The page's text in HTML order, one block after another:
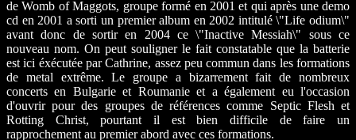
de Womb of Maggots, groupe formé en 2001 et qui après une demo
cd en 2001 a sorti un premier album en 2002 intitulé \"Life odium\"
avant donc de sortir en 2004 ce \"Inactive Messiah\" sous ce
nouveau nom. On peut souligner le fait constatable que la batterie
est ici éxécutée par Cathrine, assez peu commun dans les formations
de metal extrême. Le groupe a bizarrement fait de nombreux
concerts en Bulgarie et Roumanie et a également eu l'occasion
d'ouvrir pour des groupes de références comme Septic Flesh et
Rotting Christ, pourtant il est bien difficile de faire un
rapprochement au premier abord avec ces formations.